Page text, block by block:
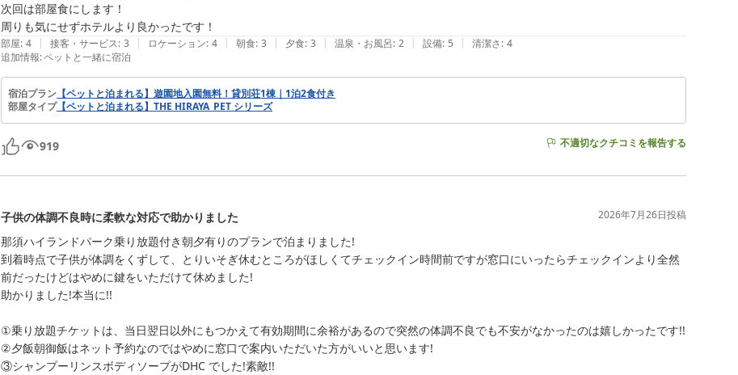
次回は部屋食にします！
周りも気にせずホテルより良かったです！
部屋: 4 | 接客・サービス: 3 | ロケーション: 4 | 朝食: 3 | 夕食: 3 | 温泉・お風呂: 2 | 設備: 5 | 清潔さ: 4
追加情報:ペットと一緒に宿泊
宿泊プラン 【ペットと泊まれる】遊園地入園無料！貸別荘1棟｜1泊2食付き
部屋タイプ【ペットと泊まれる】THE HIRAYA_PET シリーズ
919 不適切なクチコミを報告する
子供の体調不良時に柔軟な対応で助かりました 2026年7月26日投稿
那須ハイランドパーク乗り放題付き朝夕有りのプランで泊まりました!
到着時点で子供が体調をくずして、とりいそぎ休むところがほしくてチェックイン時間前ですが窓口にいったらチェックインより全然
前だったけどはやめに鍵をいただけて休めました!
助かりました!本当に!!
①乗り放題チケットは、当日翌日以外にもつかえて有効期間に余裕があるので突然の体調不良でも不安がなかったのは嬉しかったです!!
②夕飯朝御飯はネット予約なのではやめに窓口で案内いただいた方がいいと思います!
③シャンプーリンスボディソープがDHC でした!素敵!!